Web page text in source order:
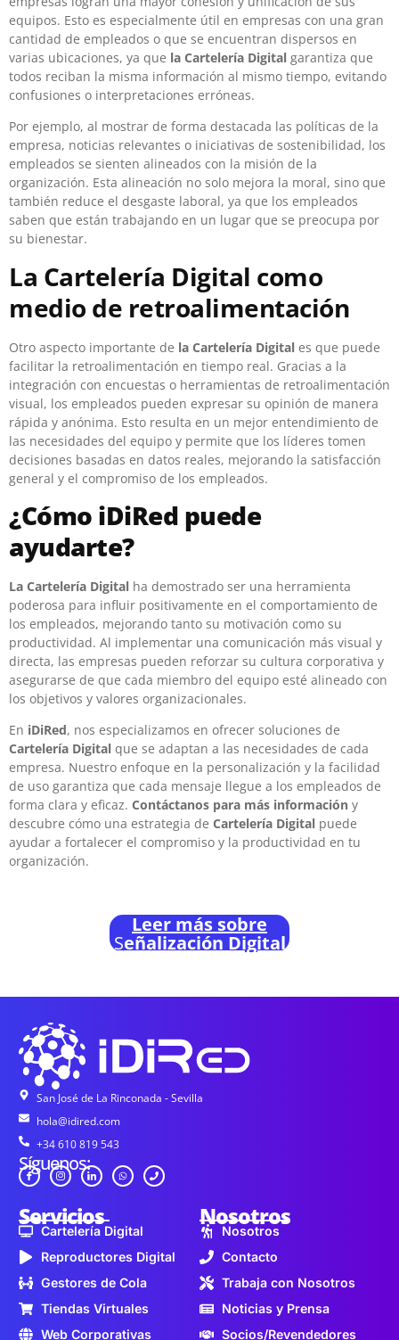
equipos. Esto es especialmente útil en empresas con una gran
cantidad de empleados o que se encuentran dispersos en
varias ubicaciones, ya que la Cartelería Digital garantiza que
todos reciban la misma información al mismo tiempo, evitando
confusiones o interpretaciones erróneas.
Por ejemplo, al mostrar de forma destacada las políticas de la
empresa, noticias relevantes o iniciativas de sostenibilidad, los
empleados se sienten alineados con la misión de la
organización. Esta alineación no solo mejora la moral, sino que
también reduce el desgaste laboral, ya que los empleados
saben que están trabajando en un lugar que se preocupa por
su bienestar.
La Cartelería Digital como
medio de retroalimentación
Otro aspecto importante de la Cartelería Digital es que puede
facilitar la retroalimentación en tiempo real. Gracias a la
integración con encuestas o herramientas de retroalimentación
visual, los empleados pueden expresar su opinión de manera
rápida y anónima. Esto resulta en un mejor entendimiento de
las necesidades del equipo y permite que los líderes tomen
decisiones basadas en datos reales, mejorando la satisfacción
general y el compromiso de los empleados.
¿Cómo iDiRed puede
ayudarte?
La Cartelería Digital ha demostrado ser una herramienta
poderosa para influir positivamente en el comportamiento de
los empleados, mejorando tanto su motivación como su
productividad. Al implementar una comunicación más visual y
directa, las empresas pueden reforzar su cultura corporativa y
asegurarse de que cada miembro del equipo esté alineado con
los objetivos y valores organizacionales.
En iDiRed, nos especializamos en ofrecer soluciones de
Cartelería Digital que se adaptan a las necesidades de cada
empresa. Nuestro enfoque en la personalización y la facilidad
de uso garantiza que cada mensaje llegue a los empleados de
forma clara y eficaz. Contáctanos para más información y
descubre cómo una estrategia de Cartelería Digital puede
ayudar a fortalecer el compromiso y la productividad en tu
organización.
Leer más sobre
Señalización Digital
San José de La Rinconada - Sevilla
hola@idired.com
+34 610 819 543
Síguenos:
Servicios
Cartelería Digital
Reproductores Digital
Gestores de Cola
Tiendas Virtuales
Web Corporativas
Nosotros
Nosotros
Contacto
Trabaja con Nosotros
Noticias y Prensa
Socios/Revendedores